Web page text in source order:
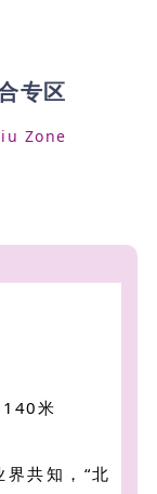
专区
Zone
140米
共知，“北